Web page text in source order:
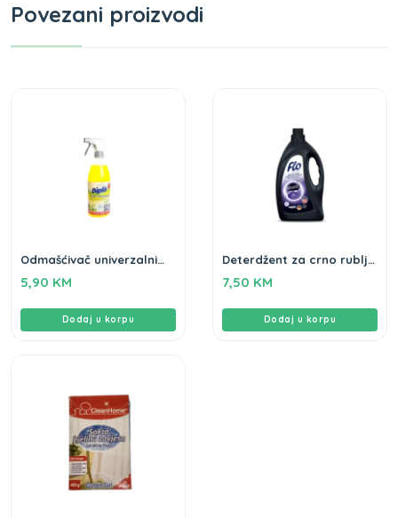
Povezani proizvodi
Odmašćivač univerzalni
5,90 KM
Dodaj u korpu
Deterdžent za crno rublje
7,50 KM
Dodaj u korpu